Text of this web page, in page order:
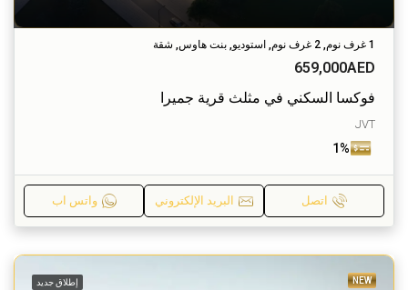
1 غرف نوم, 2 غرف نوم, استوديو, بنت هاوس, شقة
659,000AED
فوكسا السكني في مثلث قرية جميرا
JVT
1%
اتصل البريد الإلكتروني واتس اب
NEW إطلاق جديد